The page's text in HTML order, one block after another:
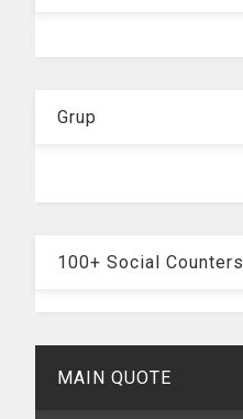
Grup
100+ Social Counters
MAIN QUOTE